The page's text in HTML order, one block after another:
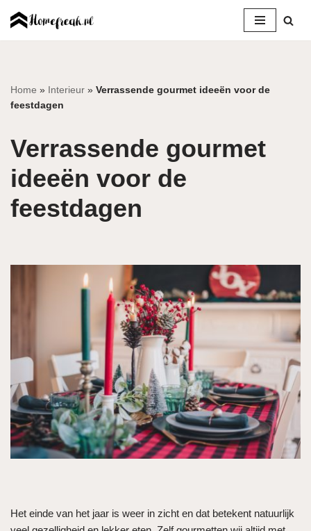
inhoud
Home » Interieur » Verrassende gourmet ideeën voor de
feestdagen
Verrassende gourmet
ideeën voor de
feestdagen
Het einde van het jaar is weer in zicht en dat betekent natuurlijk